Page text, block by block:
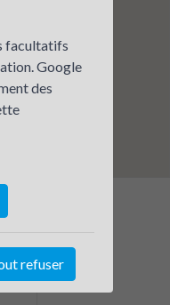
facultatifs
Google
des
refuser